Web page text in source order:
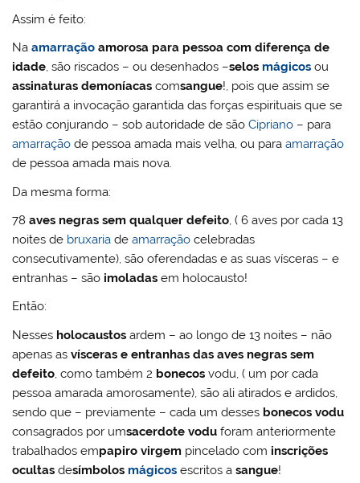
Assim é feito:
Naamarração amorosa para pessoa com diferença de
idade, são riscados – ou desenhados –selos mágicos ou
assinaturas demoníacas comsangue!, pois que assim se
garantirá a invocação garantida das forças espirituais que se
estão conjurando – sob autoridade de sãoCipriano – para
amarração de pessoa amada mais velha, ou paraamarração
de pessoa amada mais nova.
Da mesma forma:
78aves negras sem qualquer defeito, ( 6 aves por cada 13
noites de bruxaria deamarração celebradas
consecutivamente), são oferendadas e as suas vísceras – e
entranhas – são imoladas em holocausto!
Então:
Nesses holocaustos ardem – ao longo de 13 noites – não
apenas asvísceras e entranhas das aves negras sem
defeito, como também 2 bonecos vodu, ( um por cada
pessoa amarada amorosamente), são ali atirados e ardidos,
sendo que – previamente – cada um desses bonecos vodu
consagrados por umsacerdote vodu foram anteriormente
trabalhados empapiro virgem pincelado com inscrições
ocultas desímbolos mágicos escritos asangue!